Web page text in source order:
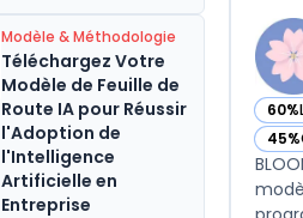
Modèle & Méthodologie
Téléchargez Votre
Modèle de Feuille de
Route IA pour Réussir
l'Adoption de
l'Intelligence
Artificielle en
Entreprise
60%
—
45%
—